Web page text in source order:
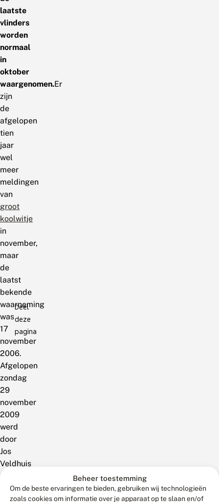
Beheer toestemming
Om de beste ervaringen te bieden, gebruiken wij technologieën
zoals cookies om informatie over je apparaat op te slaan en/of
laatste
vlinders
worden
normaal
in
oktober
waargenomen.Er
zijn
de
afgelopen
tien
jaar
wel
meer
meldingen
van
groot
koolwitje
in
november,
maar
de
laatst
bekende
waarneming
was
17
november
2006.
Afgelopen
zondag
29
november
2009
werd
door
Jos
Veldhuis
nog
een
vlinder
Deel
deze
pagina